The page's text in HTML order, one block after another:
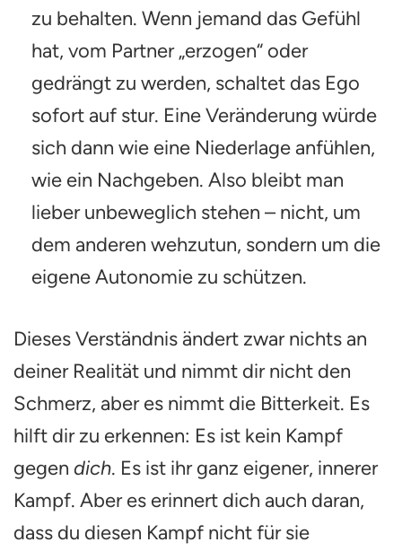
zu behalten. Wenn jemand das Gefühl
hat, vom Partner „erzogen“ oder
gedrängt zu werden, schaltet das Ego
sofort auf stur. Eine Veränderung würde
sich dann wie eine Niederlage anfühlen,
wie ein Nachgeben. Also bleibt man
lieber unbeweglich stehen – nicht, um
dem anderen wehzutun, sondern um die
eigene Autonomie zu schützen.
Dieses Verständnis ändert zwar nichts an
deiner Realität und nimmt dir nicht den
Schmerz, aber es nimmt die Bitterkeit. Es
hilft dir zu erkennen: Es ist kein Kampf
gegen dich. Es ist ihr ganz eigener, innerer
Kampf. Aber es erinnert dich auch daran,
dass du diesen Kampf nicht für sie